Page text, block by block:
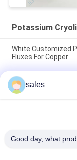
Potassium
White Customized
Fluxes For Copper
Le prix d'usine des
partir de cryolite de
industrielle
CAS13775-52-5
Cryolithe de
sales
Good day, what